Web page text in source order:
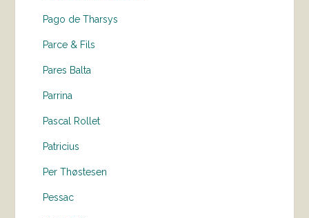
Pago de Tharsys
Parce & Fils
Pares Balta
Parrina
Pascal Rollet
Patricius
Per Thøstesen
Pessac